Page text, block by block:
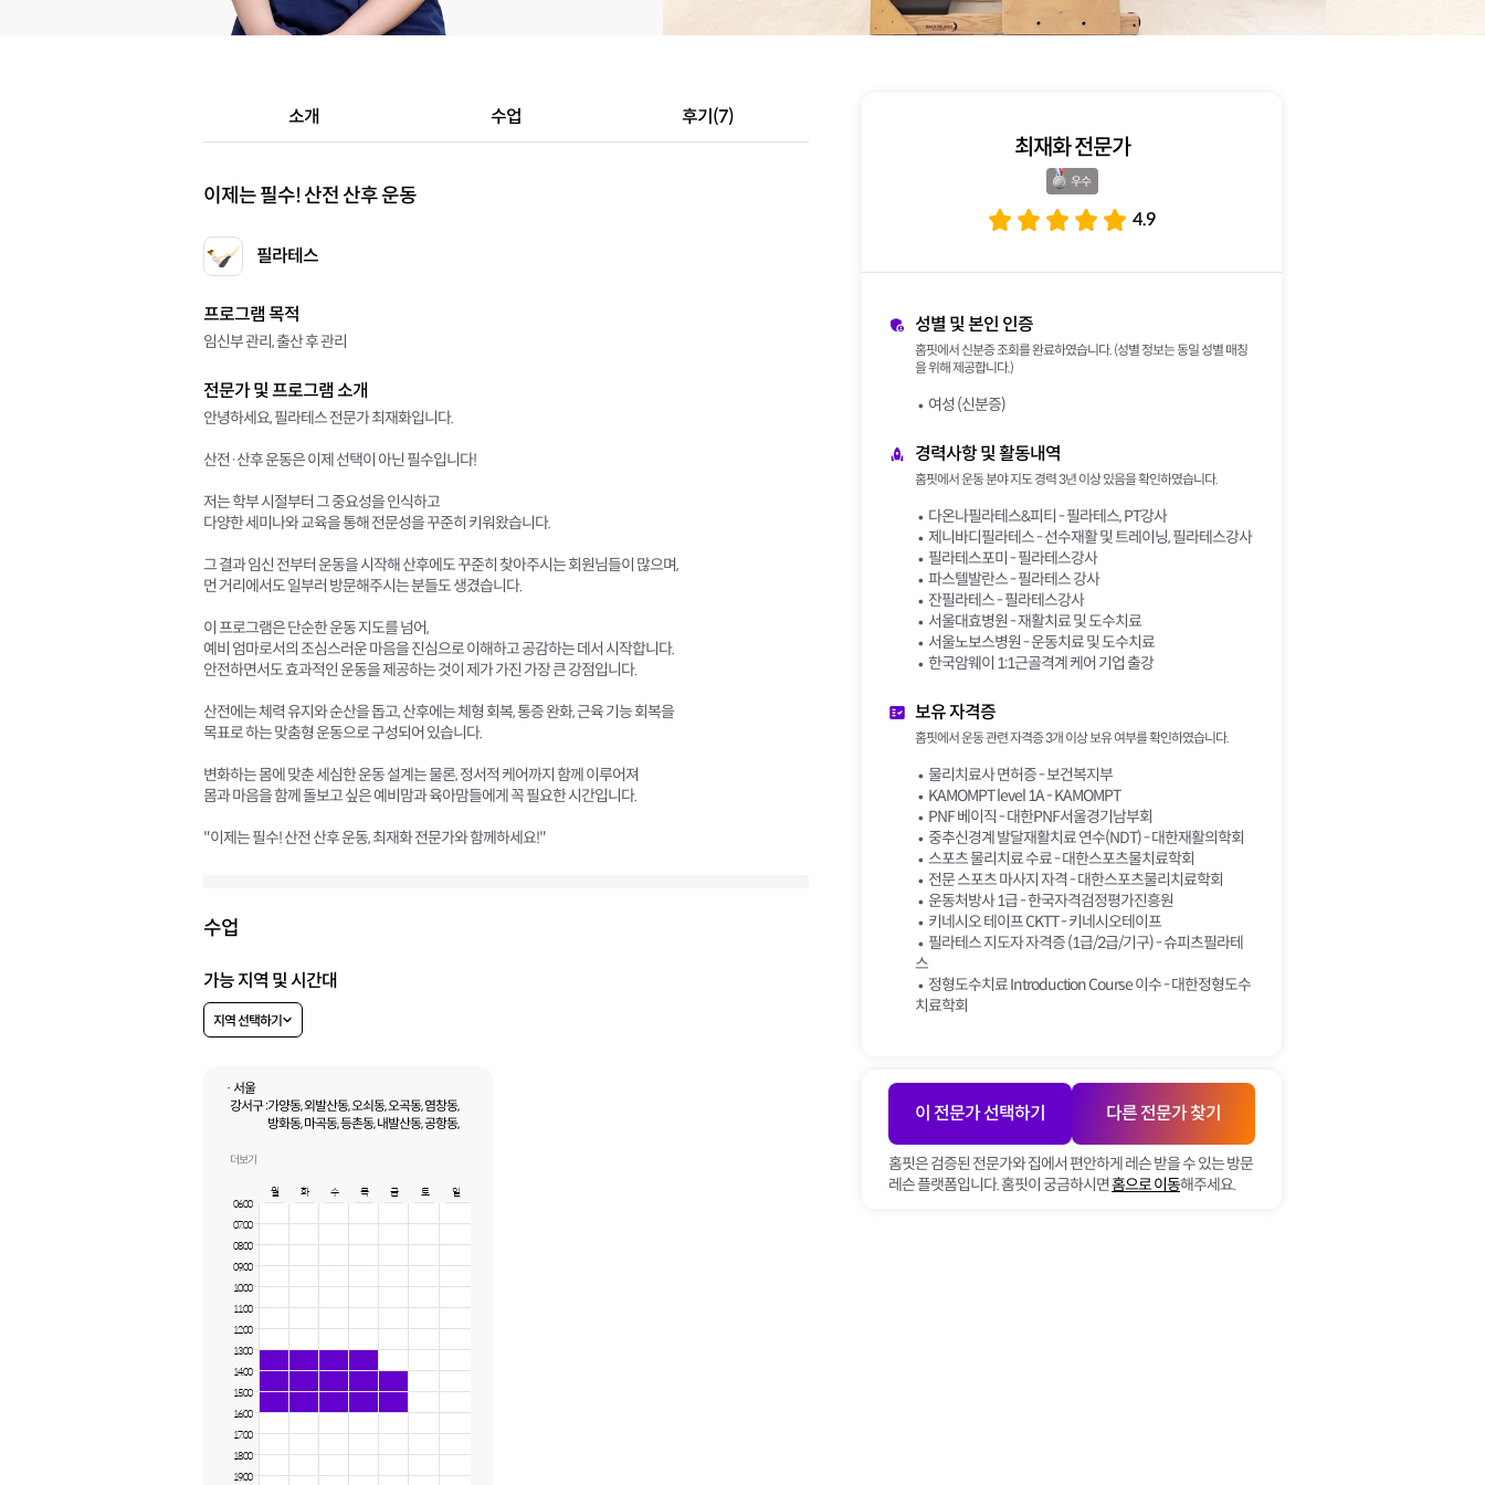
소개 수업 후기(7)
이제는 필수! 산전 산후 운동
필라테스
프로그램 목적
임신부 관리, 출산 후 관리
전문가 및 프로그램 소개
안녕하세요, 필라테스 전문가 최재화입니다.
산전·산후 운동은 이제 선택이 아닌 필수입니다!
저는 학부 시절부터 그 중요성을 인식하고
다양한 세미나와 교육을 통해 전문성을 꾸준히 키워왔습니다.
그 결과 임신 전부터 운동을 시작해 산후에도 꾸준히 찾아주시는 회원님들이 많으며,
먼 거리에서도 일부러 방문해주시는 분들도 생겼습니다.
이 프로그램은 단순한 운동 지도를 넘어,
예비 엄마로서의 조심스러운 마음을 진심으로 이해하고 공감하는 데서 시작합니다.
안전하면서도 효과적인 운동을 제공하는 것이 제가 가진 가장 큰 강점입니다.
산전에는 체력 유지와 순산을 돕고, 산후에는 체형 회복, 통증 완화, 근육 기능 회복을
목표로 하는 맞춤형 운동으로 구성되어 있습니다.
변화하는 몸에 맞춘 세심한 운동 설계는 물론, 정서적 케어까지 함께 이루어져
몸과 마음을 함께 돌보고 싶은 예비맘과 육아맘들에게 꼭 필요한 시간입니다.
"이제는 필수! 산전 산후 운동, 최재화 전문가와 함께하세요!"
수업
가능 지역 및 시간대
지역 선택하기
· 서울
강서구 :가양동, 외발산동, 오쇠동, 오곡동, 염창동,
방화동, 마곡동, 등촌동, 내발산동, 공항동,
더보기
월 화 수 목 금 토
일
06:00
07:00
08:00
09:00
10:00
11:00
12:00
13:00
14:00
15:00
16:00
17:00
18:00
19:00
최재화 전문가
우수
4.9
성별 및 본인 인증
홈핏에서 신분증 조회를 완료하였습니다. (성별 정보는 동일 성별 매칭
을 위해 제공합니다.)
여성 (신분증)
경력사항 및 활동내역
홈핏에서 운동 분야 지도 경력 3년 이상 있음을 확인하였습니다.
다온나필라테스&피티 - 필라테스, PT강사
제니바디필라테스 - 선수재활 및 트레이닝, 필라테스강사
필라테스포미 - 필라테스강사
파스텔발란스 - 필라테스 강사
잔필라테스 - 필라테스강사
서울대효병원 - 재활치료 및 도수치료
서울노보스병원 - 운동치료 및 도수치료
한국암웨이 1:1근골격계 케어 기업 출강
보유 자격증
홈핏에서 운동 관련 자격증 3개 이상 보유 여부를 확인하였습니다.
물리치료사 면허증 - 보건복지부
KAMOMPT level 1A - KAMOMPT
PNF 베이직 - 대한PNF서울경기남부회
중추신경계 발달재활치료 연수(NDT) - 대한재활의학회
스포츠 물리치료 수료 - 대한스포츠물치료학회
전문 스포츠 마사지 자격 - 대한스포츠물리치료학회
운동처방사 1급 - 한국자격검정평가진흥원
키네시오 테이프 CKTT - 키네시오테이프
필라테스 지도자 자격증 (1급/2급/기구) - 슈피츠필라테
스
정형도수치료 Introduction Course 이수 - 대한정형도수
치료학회
이 전문가 선택하기 다른 전문가 찾기
홈핏은 검증된 전문가와 집에서 편안하게 레슨 받을 수 있는 방문
레슨 플랫폼입니다. 홈핏이 궁금하시면홈으로 이동해주세요.